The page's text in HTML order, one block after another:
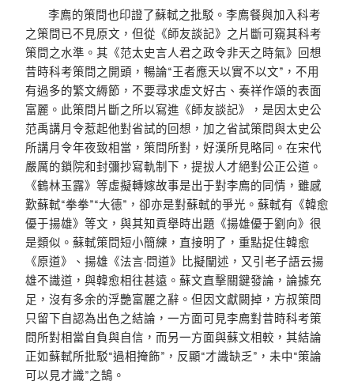
李廌的策問也印證了蘇軾之批駁。李廌餐與加入科考
之策問已不見原文，但從《師友談記》之片斷可窺其科考
策問之水準。其《范太史言人君之政令非天之時氣》回想
昔時科考策問之開頭，暢論“王者應天以實不以文”，不用
有過多的繁文縟節，不要尋求虛文好古、奏祥作頌的表面
富麗。此策問片斷之所以寫進《師友談記》，是因太史公
范禹講月令惹起他對省試的回想，加之省試策問與太史公
所講月令年夜致相當，策問所對，好漢所見略同。在宋代
嚴厲的鎖院和封彌抄寫軌制下，提拔人才絕對公正公道。
《鶴林玉露》等虛擬轉嫁故事是出于對李廌的同情，雖感
歎蘇軾“拳拳”“大德”，卻亦是對蘇軾的爭光。蘇軾有《韓愈
優于揚雄》等文，與其知貢舉時出題《揚雄優于劉向》很
是類似。蘇軾策問短小簡練，直接明了，重點捉住韓愈
《原道》、揚雄《法言·問道》比擬闡述，又引老子語云揚
雄不識道，與韓愈相往甚遠。蘇文直擊關鍵發論，論據充
足，沒有多余的浮艷富麗之辭。但因文獻闕掉，方叔策問
只留下自認為出色之結論，一方面可見李廌對昔時科考策
問所對相當自負與自信，而另一方面與蘇文相較，其結論
正如蘇軾所批駁“過相掩飾”，反顯“才識缺乏”，未中“策論
可以見才識”之鵠。